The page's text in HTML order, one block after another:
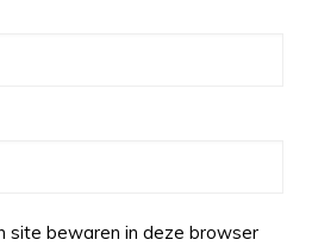
site bewaren in deze browser